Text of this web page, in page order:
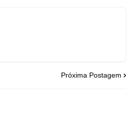
Próxima Postagem